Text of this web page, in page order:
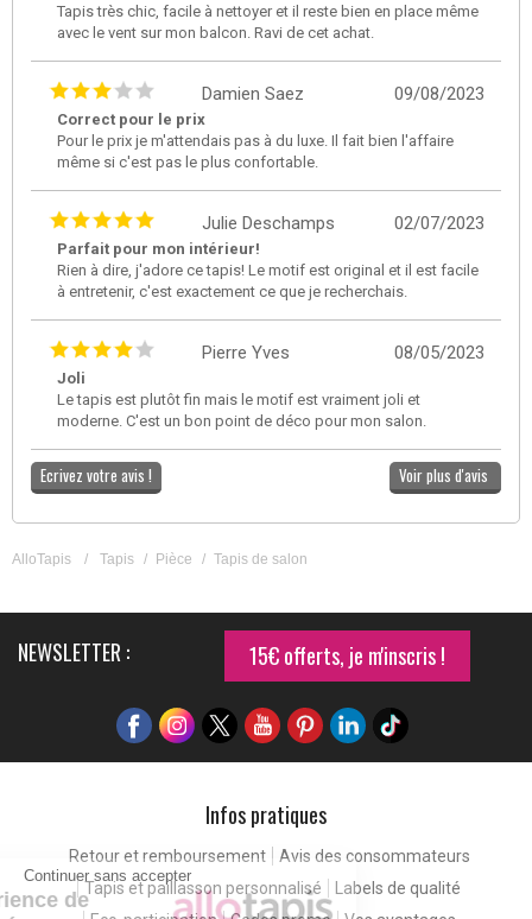
Continuer sans accepter
Pour une expérience de
Tapis très chic, facile à nettoyer et il reste bien en place même
avec le vent sur mon balcon. Ravi de cet achat.
09/08/2023
Damien Saez
Correct pour le prix
Pour le prix je m'attendais pas à du luxe. Il fait bien l'affaire
même si c'est pas le plus confortable.
02/07/2023
Julie Deschamps
Parfait pour mon intérieur!
Rien à dire, j'adore ce tapis! Le motif est original et il est facile
à entretenir, c'est exactement ce que je recherchais.
08/05/2023
Pierre Yves
Joli
Le tapis est plutôt fin mais le motif est vraiment joli et
moderne. C'est un bon point de déco pour mon salon.
Ecrivez votre avis ! Voir plus d'avis
AlloTapis / Tapis / Pièce / Tapis de salon
NEWSLETTER : 15€ offerts, je m'inscris !
Infos pratiques
Retour et remboursement
Avis des consommateurs
Tapis et paillasson personnalisé
Labels de qualité